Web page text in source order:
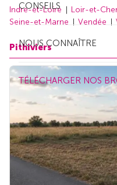
CONSEILS
NOUS CONNAÎTRE
TÉLÉCHARGER NOS
Indre-et-Loire Loir-et-
Seine-et-Marne
Vendée
Pithiviers